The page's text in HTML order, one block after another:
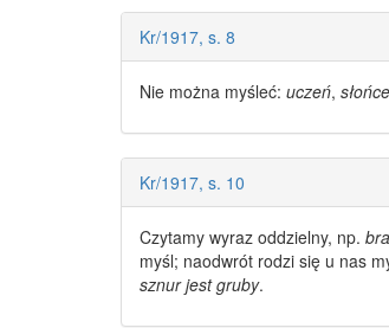
Kr/1917, s. 8
Nie można myśleć: uczeń, słońce
Kr/1917, s. 10
Czytamy wyraz oddzielny, np.
myśl; naodwrót rodzi się u nas
sznur jest gruby.